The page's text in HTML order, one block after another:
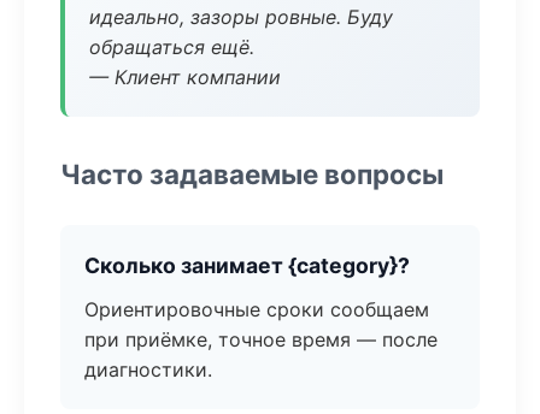
идеально, зазоры ровные. Буду
обращаться ещё.
— Клиент компании
Часто задаваемые вопросы
Сколько занимает {category}?
Ориентировочные сроки сообщаем
при приёмке, точное время — после
диагностики.